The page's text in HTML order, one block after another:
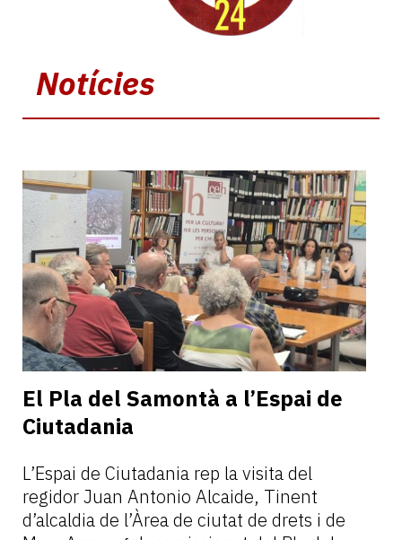
Notícies
El Pla del Samontà a l’Espai de
Ciutadania
L’Espai de Ciutadania rep la visita del
regidor Juan Antonio Alcaide, Tinent
d’alcaldia de l’Àrea de ciutat de drets i de